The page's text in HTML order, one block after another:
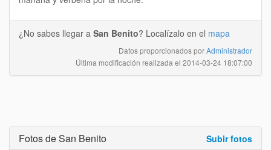
¿No sabes llegar a San Benito? Localízalo en el mapa
Datos proporcionados porAdministrador
Última modificación realizada el 2014-03-24 18:07:00
Subir fotos
Fotos de San Benito